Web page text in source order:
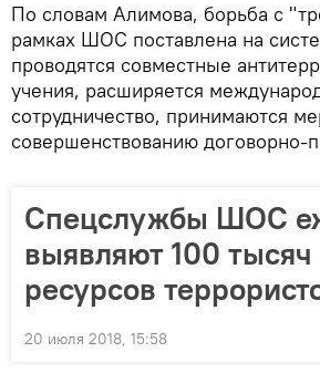
По словам Алимова, борьба с
рамках ШОС поставлена на
проводятся совместные
учения, расширяется
сотрудничество, принимаются
совершенствованию договорно-
Спецслужбы ШОС
выявляют 100 тысяч
ресурсов
20 июля 2018, 15:58